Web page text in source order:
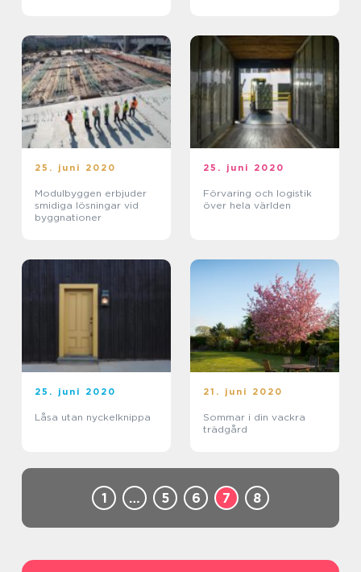
25. juni 2020
Modulbyggen erbjuder
smidiga lösningar vid
byggnationer
25. juni 2020
Förvaring och logistik
över hela världen
25. juni 2020
Låsa utan nyckelknippa
21. juni 2020
Sommar i din vackra
trädgård
1 … 5 6 7 8